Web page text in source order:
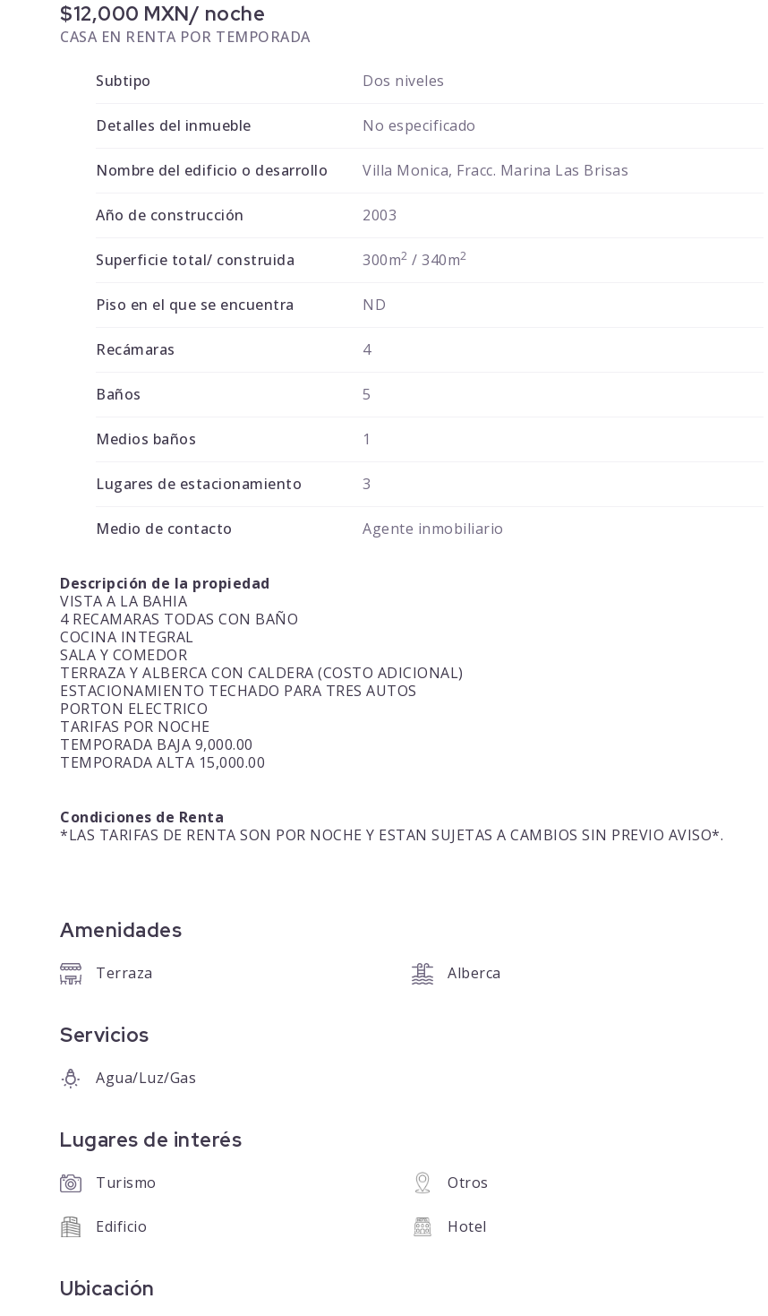
$12,000 MXN/ noche
CASA EN RENTA POR TEMPORADA
Subtipo Dos niveles
Detalles del inmueble No especificado
Nombre del edificio o desarrollo Villa Monica, Fracc. Marina Las Brisas
Año de construcción 2003
Superficie total/ construida 300m2 / 340m2
Piso en el que se encuentra ND
Recámaras 4
Baños 5
Medios baños 1
Lugares de estacionamiento 3
Medio de contacto Agente inmobiliario
Descripción de la propiedad
VISTA A LA BAHIA
4 RECAMARAS TODAS CON BAÑO
COCINA INTEGRAL
SALA Y COMEDOR
TERRAZA Y ALBERCA CON CALDERA (COSTO ADICIONAL)
ESTACIONAMIENTO TECHADO PARA TRES AUTOS
PORTON ELECTRICO
TARIFAS POR NOCHE
TEMPORADA BAJA 9,000.00
TEMPORADA ALTA 15,000.00
Condiciones de Renta
*LAS TARIFAS DE RENTA SON POR NOCHE Y ESTAN SUJETAS A CAMBIOS SIN PREVIO AVISO*.
Amenidades
Terraza Alberca
Servicios
Agua/Luz/Gas
Lugares de interés
Turismo Otros
Edificio Hotel
Ubicación